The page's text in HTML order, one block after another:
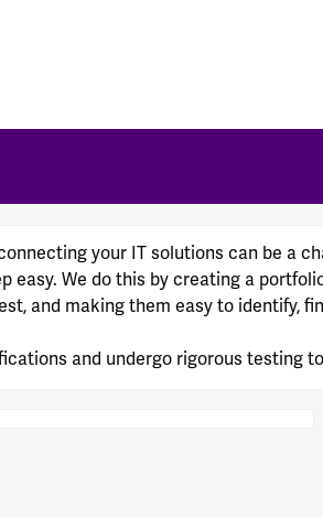
your IT solutions can be a
easy. We do this by creating a
and making them easy to identify,
and undergo rigorous testing